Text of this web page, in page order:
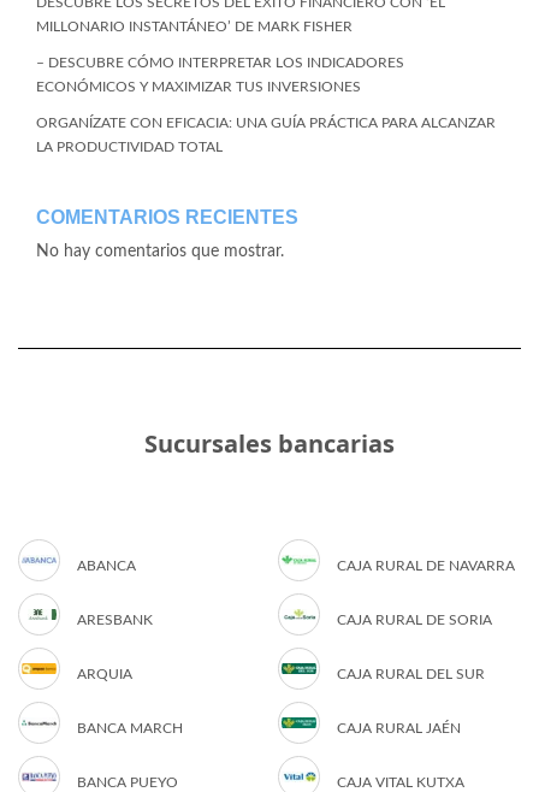
MILLONARIO INSTANTÁNEO’ DE MARK FISHER
– DESCUBRE CÓMO INTERPRETAR LOS INDICADORES
ECONÓMICOS Y MAXIMIZAR TUS INVERSIONES
ORGANÍZATE CON EFICACIA: UNA GUÍA PRÁCTICA PARA ALCANZAR
LA PRODUCTIVIDAD TOTAL
COMENTARIOS RECIENTES
No hay comentarios que mostrar.
Sucursales bancarias
ABANCA
ARESBANK
ARQUIA
BANCA MARCH
BANCA PUEYO
CAJA RURAL DE NAVARRA
CAJA RURAL DE SORIA
CAJA RURAL DEL SUR
CAJA RURAL JAÉN
CAJA VITAL KUTXA